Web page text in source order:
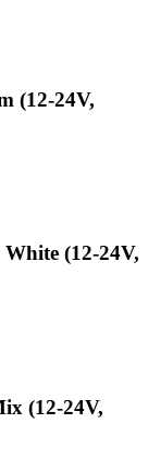
(12-24V,
(12-24V,
(12-24V,